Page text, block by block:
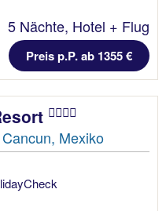
5 Nächte, Hotel + Flug
Preis p.P. ab 1355 €
Mexiko